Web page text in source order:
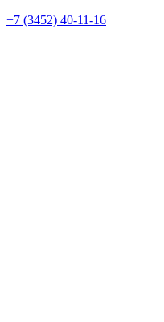
+7 (3452) 40-11-16